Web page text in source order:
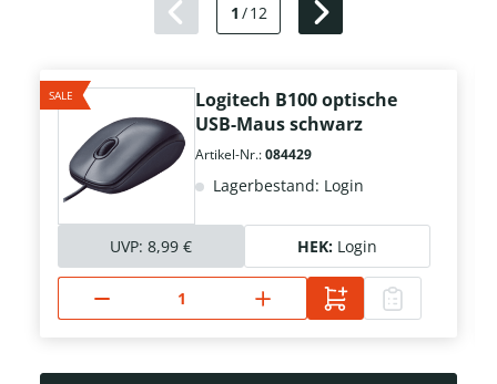
1 /12
SALE
Logitech B100 optische
USB-Maus schwarz
Artikel-Nr.:084429
Lagerbestand: Login
UVP: 8,99 € HEK: Login